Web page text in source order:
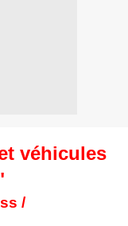
véhicules
/